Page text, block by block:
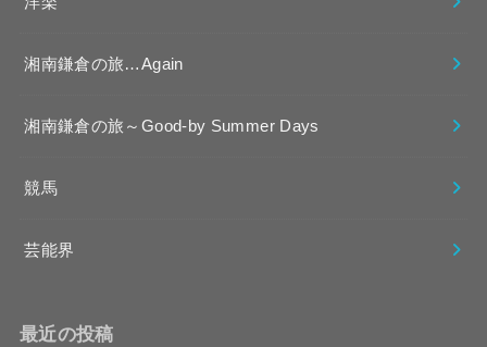
湘南鎌倉の旅…Again
湘南鎌倉の旅～Good-by Summer Days
競馬
芸能界
最近の投稿